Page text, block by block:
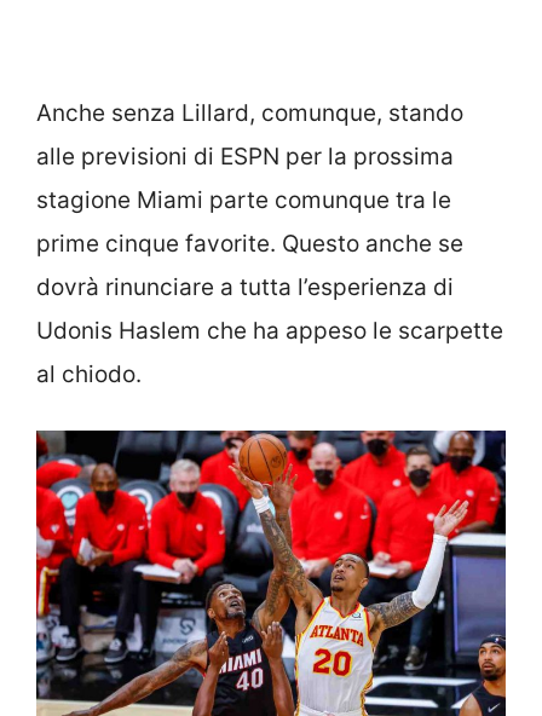
Anche senza Lillard, comunque, stando
alle previsioni di ESPN per la prossima
stagione Miami parte comunque tra le
prime cinque favorite. Questo anche se
dovrà rinunciare a tutta l’esperienza di
Udonis Haslem che ha appeso le scarpette
al chiodo.